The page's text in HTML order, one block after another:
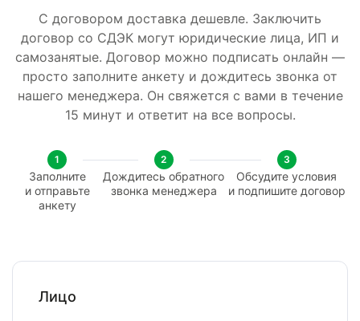
С договором доставка дешевле. Заключить
договор со СДЭК могут юридические лица, ИП и
самозанятые. Договор можно подписать онлайн —
просто заполните анкету и дождитесь звонка от
нашего менеджера. Он свяжется с вами в течение
15 минут и ответит на все вопросы.
1
Заполните
и отправьте
анкету
2
Дождитесь обратного
звонка менеджера
3
Обсудите условия
и подпишите договор
Лицо